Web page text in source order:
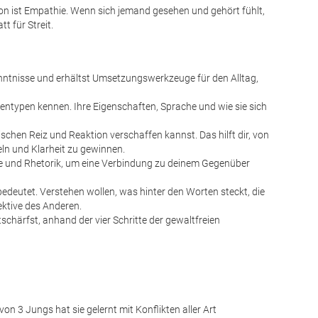
ist Empathie. Wenn sich jemand gesehen und gehört fühlt,
für Streit.
und erhältst Umsetzungswerkzeuge für den Alltag,
kennen. Ihre Eigenschaften, Sprache und wie sie sich
Reiz und Reaktion verschaffen kannst. Das hilft dir, von
und Klarheit zu gewinnen.
Rhetorik, um eine Verbindung zu deinem Gegenüber
Verstehen wollen, was hinter den Worten steckt, die
des Anderen.
anhand der vier Schritte der gewaltfreien
3 Jungs hat sie gelernt mit Konflikten aller Art